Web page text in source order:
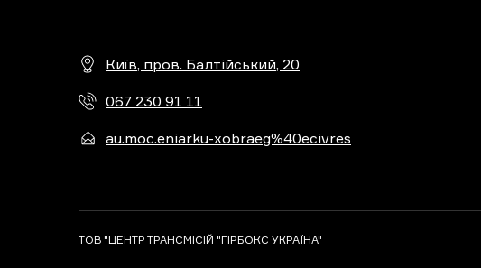
Київ, пров. Балтійський, 20
067 230 91 11
au.moc.eniarku-xobraeg%40ecivres
ТОВ "ЦЕНТР ТРАНСМІСІЙ "ГІРБОКС УКРАЇНА"